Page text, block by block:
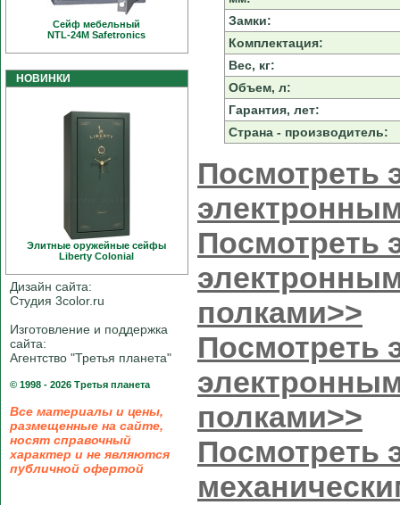
Сейф мебельный
NTL-24M Safetronics
НОВИНКИ
Элитные оружейные сейфы
Liberty Colonial
Дизайн сайта:
Студия 3color.ru
Изготовление и поддержка
сайта:
Агентство "Третья планета"
© 1998 - 2026 Третья планета
Все материалы и цены,
размещенные на сайте,
носят справочный
характер и не являются
публичной офертой
Замки:
Комплектация:
Вес, кг:
Объем, л:
Гарантия, лет:
Страна - производитель:
Посмотреть
Посмотреть
полками>>
Посмотреть
полками>>
Посмотреть